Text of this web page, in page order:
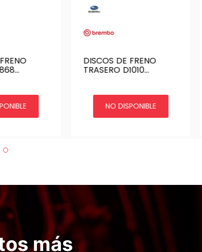
DISCOS DE FRENO
TRASERO D1010
988-BMO
NO DISPONIBLE
más